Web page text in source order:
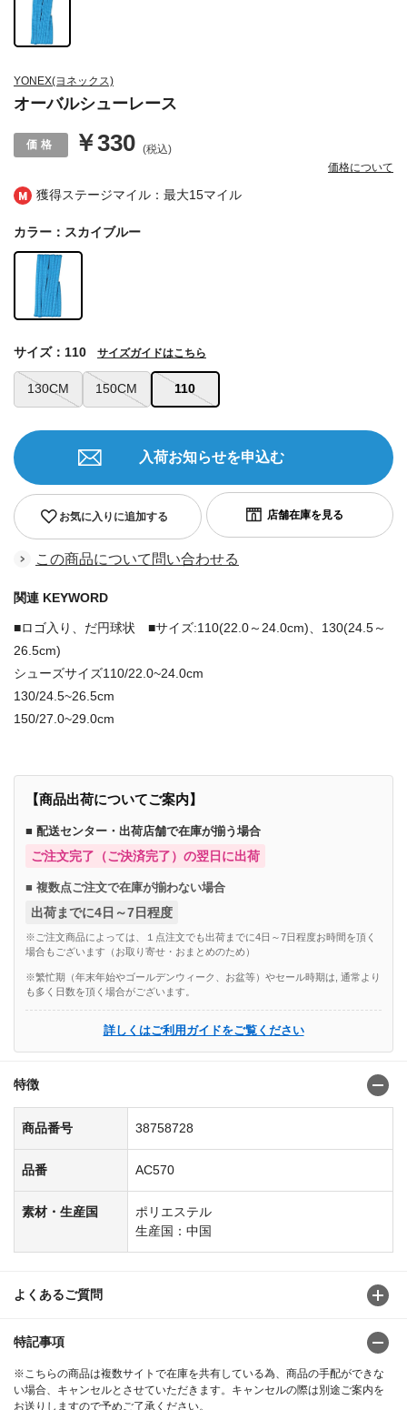
獲得ステージマイル：最大15マイル
YONEX(ヨネックス)
オーバルシューレース
￥330 (税込)
価格について
カラー：スカイブルー
130CM 150CM 110
サイズ：110 サイズガイドはこちら
お気に入りに追加する
入荷お知らせを申込む
この商品について問い合わせる
関連 KEYWORD
■ロゴ入り、だ円球状 ■サイズ:110(22.0～24.0cm)、130(24.5～
26.5cm)
シューズサイズ110/22.0~24.0cm
130/24.5~26.5cm
150/27.0~29.0cm
【商品出荷についてご案内】
■ 配送センター・出荷店舗で在庫が揃う場合
ご注文完了（ご決済完了）の翌日に出荷
■ 複数点ご注文で在庫が揃わない場合
出荷までに4日～7日程度
※ご注文商品によっては、１点注文でも出荷までに4日～7日程度お時間を頂く
場合もございます（お取り寄せ・おまとめのため）
※繁忙期（年末年始やゴールデンウィーク、お盆等）やセール時期は, 通常より
も多く日数を頂く場合がございます。
詳しくはご利用ガイドをご覧ください
特徴
商品番号 38758728
品番 AC570
素材・生産国
ポリエステル
生産国：中国
よくあるご質問
特記事項
※こちらの商品は複数サイトで在庫を共有している為、商品の手配ができな
い場合、キャンセルとさせていただきます。キャンセルの際は別途ご案内を
お送りしますので予めご了承ください。